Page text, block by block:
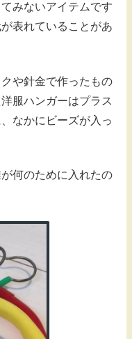
みないアイテムです
表れていることがあ
や針金で作ったもの
服ハンガーはプラス
なかにビーズが入っ
何のために入れたの